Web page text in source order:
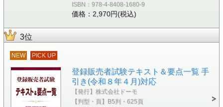
ISBN：978-4-8408-1680-9
価格：2,970円(税込)
3位
NEW PICK UP
登録販売者試験テキスト＆要点一覧 手
引き(令和８年４月)対応
【発行】株式会社ドーモ
【判型・頁】B5判・625頁